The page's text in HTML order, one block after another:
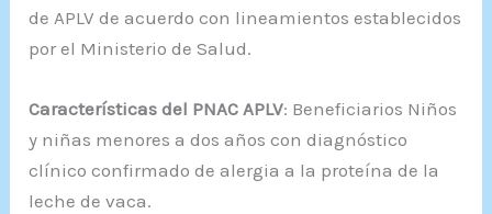
de APLV de acuerdo con lineamientos establecidos
por el Ministerio de Salud.
Características del PNAC APLV: Beneficiarios Niños
y niñas menores a dos años con diagnóstico
clínico confirmado de alergia a la proteína de la
leche de vaca.